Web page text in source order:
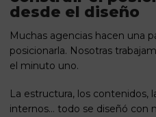
desde el diseño
Muchas agencias hacen una
posicionarla. Nosotras
el minuto uno.
La estructura, los contenidos,
internos… todo se diseñó con